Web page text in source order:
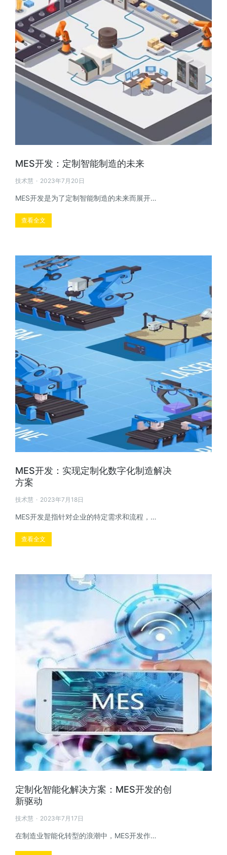
MES开发：定制智能制造的未来
技术慧 2023年7月20日
MES开发是为了定制智能制造的未来而展开…
查看全文
MES开发：实现定制化数字化制造解决
方案
技术慧 2023年7月18日
MES开发是指针对企业的特定需求和流程，…
查看全文
定制化智能化解决方案：MES开发的创
新驱动
技术慧 2023年7月17日
在制造业智能化转型的浪潮中，MES开发作…